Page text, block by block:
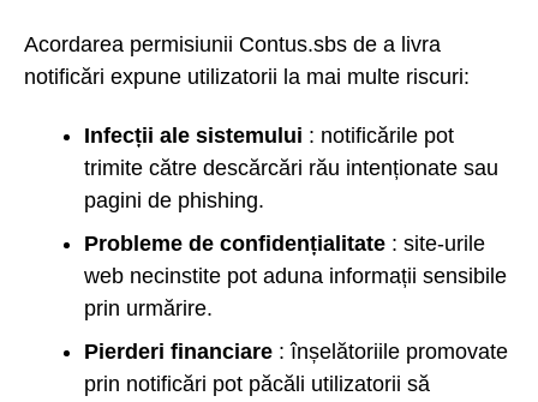
Acordarea permisiunii Contus.sbs de a livra
notificări expune utilizatorii la mai multe riscuri:
Infecții ale sistemului : notificările pot
trimite către descărcări rău intenționate sau
pagini de phishing.
Probleme de confidențialitate : site-urile
web necinstite pot aduna informații sensibile
prin urmărire.
Pierderi financiare : înșelătoriile promovate
prin notificări pot păcăli utilizatorii să